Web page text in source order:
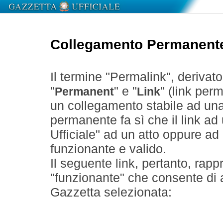
Collegamento
Il termine "Permalink",
" Permanent" e " Link" (link
un collegamento stabile ad
permanente fa sì che il link
Ufficiale" ad un atto oppure
funzionante e valido.
Il seguente link, pertanto,
"funzionante" che consente
Gazzetta selezionata: